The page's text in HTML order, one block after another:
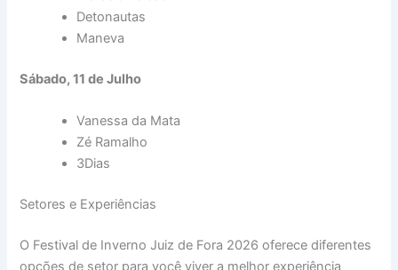
Detonautas
Maneva
Sábado, 11 de Julho
Vanessa da Mata
Zé Ramalho
3Dias
Setores e Experiências
O Festival de Inverno Juiz de Fora 2026 oferece diferentes
opções de setor para você viver a melhor experiência